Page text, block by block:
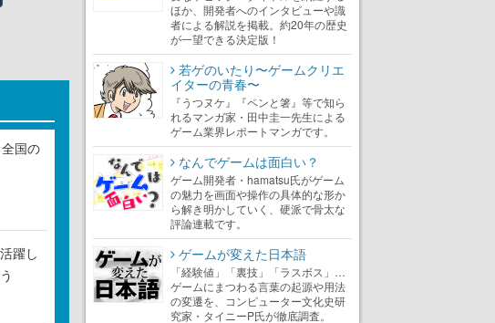
国の
躍し
ほか、開発者へのインタビューや識
者による解説を掲載。約20年の歴史
が一望できる決定版！
若ゲのいたり〜ゲームクリエ
イターの青春〜
『うつヌケ』『ペンと箸』等で知ら
れるマンガ家・田中圭一先生による
ゲーム業界レポートマンガです。
なんでゲームは面白い？
ゲーム開発者・hamatsu氏がゲーム
の魅力を画面や操作の具体的な形か
ら解き明かしていく、硬派で骨太な
評論連載です。
ゲームが変えた日本語
「経験値」「裏技」「ラスボス」…
ゲームにまつわる言葉の起源や用法
の変遷を、コンピューター文化史研
究家・タイニーP氏が徹底調査。